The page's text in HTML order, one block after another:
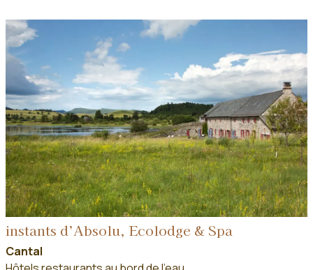
instants d’Absolu, Ecolodge & Spa
Cantal